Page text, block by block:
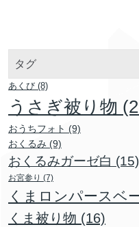
タグ
あくび (8)
うさぎ被り物
おうちフォト (9)
おくるみ (9)
おくるみガーゼ白 (15)
お宮参り (7)
くまロンパースベ
くま被り物 (16)